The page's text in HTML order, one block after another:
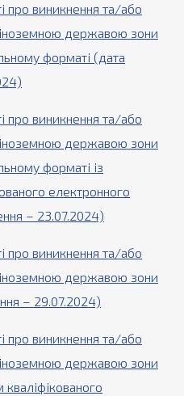
про виникнення та/або
іноземною державою зони
форматі (дата
про виникнення та/або
іноземною державою зони
форматі із
електронного
– 23.07.2024)
про виникнення та/або
іноземною державою зони
– 29.07.2024)
про виникнення та/або
іноземною державою зони